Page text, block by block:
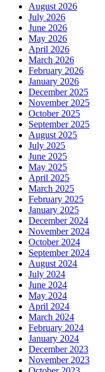
August 2026
July 2026
June 2026
May 2026
April 2026
March 2026
February 2026
January 2026
December 2025
November 2025
October 2025
September 2025
August 2025
July 2025
June 2025
May 2025
April 2025
March 2025
February 2025
January 2025
December 2024
November 2024
October 2024
September 2024
August 2024
July 2024
June 2024
May 2024
April 2024
March 2024
February 2024
January 2024
December 2023
November 2023